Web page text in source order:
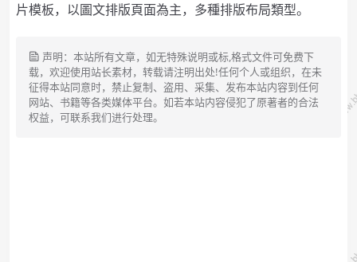
片模板，以圖文排版頁面為主，多種排版布局類型。
声明：本站所有文章，如无特殊说明或标,格式文件可免费下
载，欢迎使用站长素材，转载请注明出处!任何个人或组织，在未
征得本站同意时，禁止复制、盗用、采集、发布本站内容到任何
网站、书籍等各类媒体平台。如若本站内容侵犯了原著者的合法
权益，可联系我们进行处理。